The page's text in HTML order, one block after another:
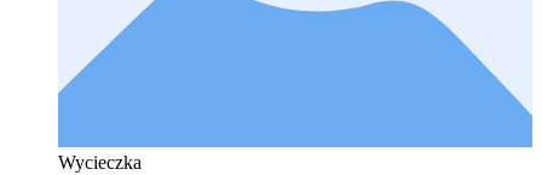
Wycieczka